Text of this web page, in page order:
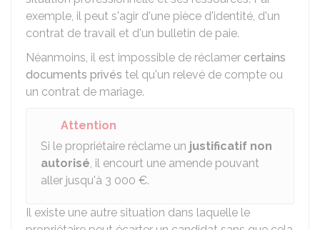
exemple, il peut s'agir d'une pièce d'identité, d'un
contrat de travail et d'un bulletin de paie.
Néanmoins, il est impossible de réclamer certains
documents privés tel qu'un relevé de compte ou
un contrat de mariage.
Attention
Si le propriétaire réclame un justificatif non
autorisé, il encourt une amende pouvant
aller jusqu'à 3 000 €.
Il existe une autre situation dans laquelle le